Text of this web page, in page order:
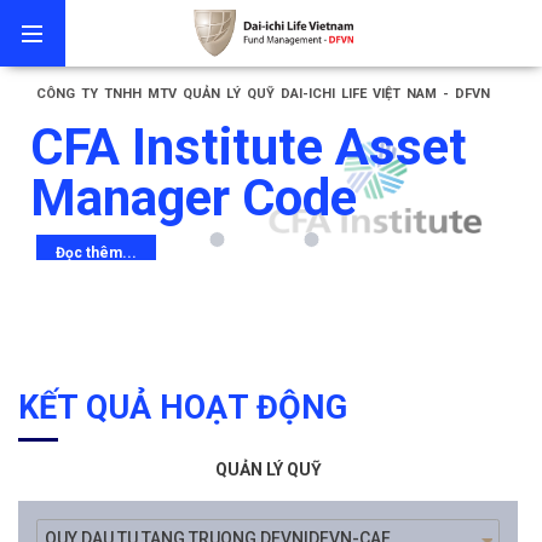
CÔNG TY TNHH MTV QUẢN LÝ QUỸ DAI-ICHI LIFE VIỆT NAM - DFVN
CFA Institute Asset
Manager Code
Đọc thêm...
KẾT QUẢ HOẠT ĐỘNG
QUẢN LÝ QUỸ